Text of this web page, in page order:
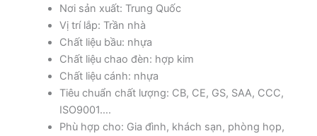
Nơi sản xuất: Trung Quốc
Vị trí lắp: Trần nhà
Chất liệu bầu: nhựa
Chất liệu chao đèn: hợp kim
Chất liệu cánh: nhựa
Tiêu chuẩn chất lượng: CB, CE, GS, SAA, CCC,
ISO9001….
Phù hợp cho: Gia đình, khách sạn, phòng họp,